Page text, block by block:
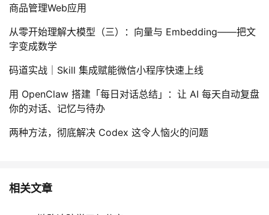
商品管理Web应用
从零开始理解大模型（三）：向量与 Embedding——把文
字变成数学
码道实战｜Skill 集成赋能微信小程序快速上线
用 OpenClaw 搭建「每日对话总结」：让 AI 每天自动复盘
你的对话、记忆与待办
两种方法，彻底解决 Codex 这令人恼火的问题
相关文章